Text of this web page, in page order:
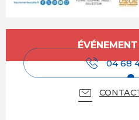
Ouverture et
04 68